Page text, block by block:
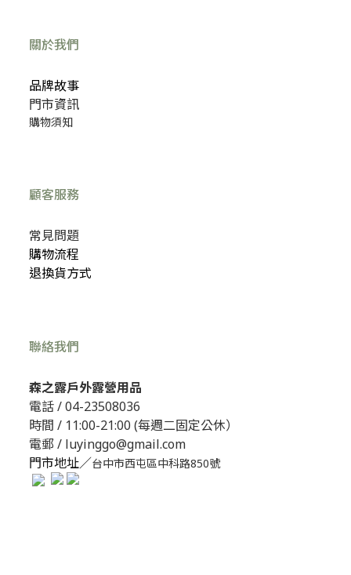
✔秋冬美學
關於我們
品牌故事
門市資訊
購物須知
顧客服務
常見問題
購物流程
退換貨方式
聯絡我們
森之露戶外露營用品
電話 /04-23508036
時間 / 11:00-21:00 (每週二固定公休）
電郵 / luyinggo@gmail.com
門市地址／台中市西屯區中科路850號